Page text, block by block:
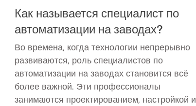
Как называется специалист по
автоматизации на заводах?
Во времена, когда технологии непрерывно
развиваются, роль специалистов по
автоматизации на заводах становится всё
более важной. Эти профессионалы
занимаются проектированием, настройкой и